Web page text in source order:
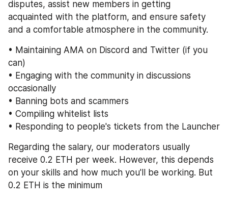
disputes, assist new members in getting
acquainted with the platform, and ensure safety
and a comfortable atmosphere in the community.
• Maintaining AMA on Discord and Twitter (if you
can)
• Engaging with the community in discussions
occasionally
• Banning bots and scammers
• Compiling whitelist lists
• Responding to people's tickets from the Launcher
Regarding the salary, our moderators usually
receive 0.2 ETH per week. However, this depends
on your skills and how much you'll be working. But
0.2 ETH is the minimum